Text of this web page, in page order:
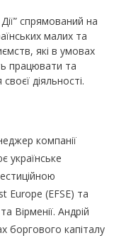
спрямований на
малих та
які в умовах
працювати та
діяльності.
компанії
українське
Europe (EFSE) та
Вірменії. Андрій
боргового капіталу